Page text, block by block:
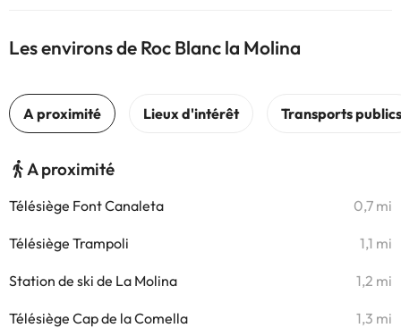
Les environs de Roc Blanc la Molina
A proximité
Télésiège Font Canaleta 0,7 mi
Télésiège Trampoli 1,1 mi
Station de ski de La Molina 1,2 mi
Télésiège Cap de la Comella 1,3 mi